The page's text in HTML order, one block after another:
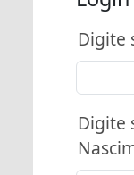
Digite
Digite